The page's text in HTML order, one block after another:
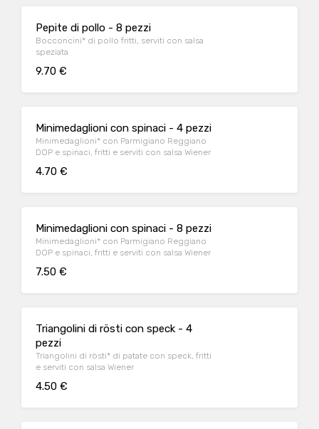
Pepite di pollo - 8 pezzi
Bocconcini* di pollo fritti, serviti con salsa
speziata
9.70 €
Minimedaglioni con spinaci - 4 pezzi
Minimedaglioni* con Parmigiano Reggiano
DOP e spinaci, fritti e serviti con salsa Wiener
4.70 €
Minimedaglioni con spinaci - 8 pezzi
Minimedaglioni* con Parmigiano Reggiano
DOP e spinaci, fritti e serviti con salsa Wiener
7.50 €
Triangolini di rösti con speck - 4
pezzi
Triangolini di rösti* di patate con speck, fritti
e serviti con salsa Wiener
4.50 €